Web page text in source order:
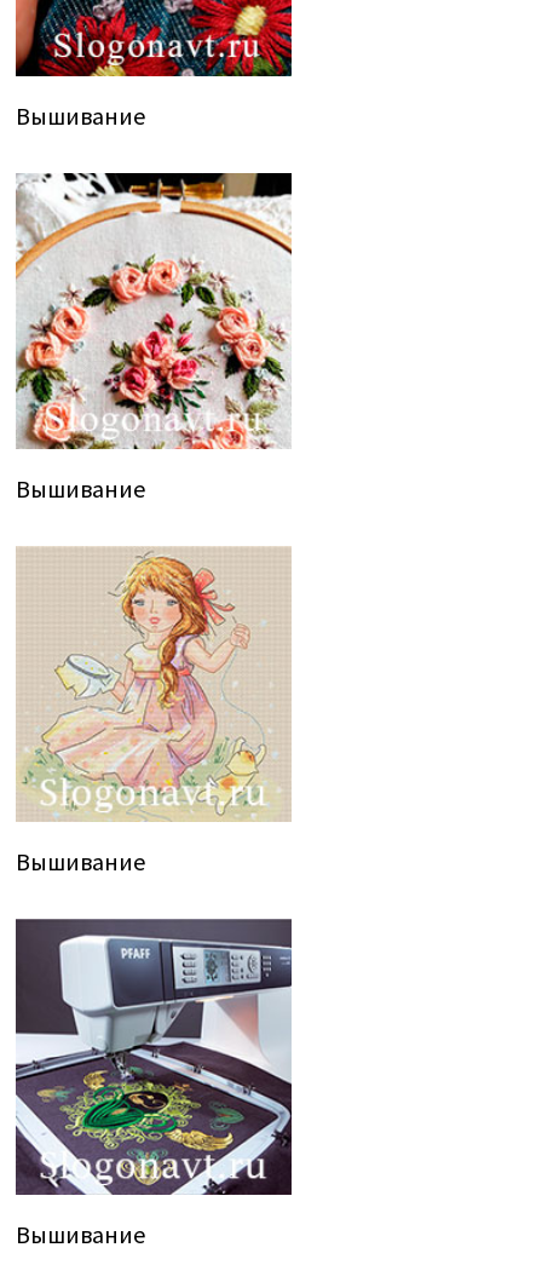
Вышивание
Вышивание
Вышивание
Вышивание